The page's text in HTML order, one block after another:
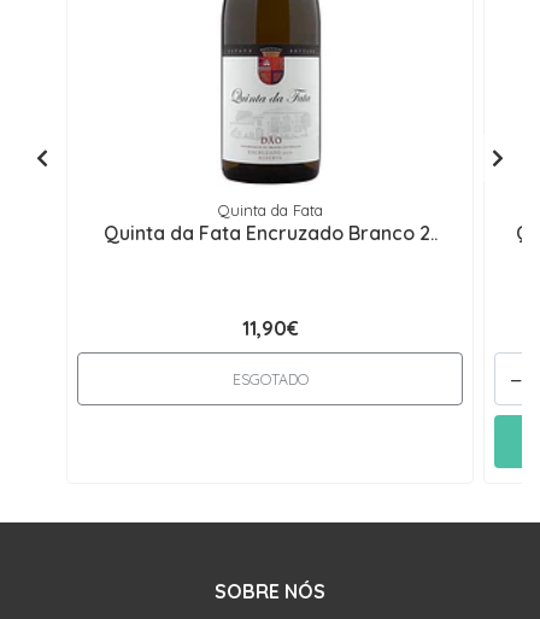
Quinta da Fata
Quinta da Fata Encruzado Branco 2..
11,90€
ESGOTADO -
SOBRE NÓS